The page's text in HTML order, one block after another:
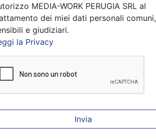
MEDIA-WORK PERUGIA SRL al
dei miei dati personali comuni,
e giudiziari.
la Privacy